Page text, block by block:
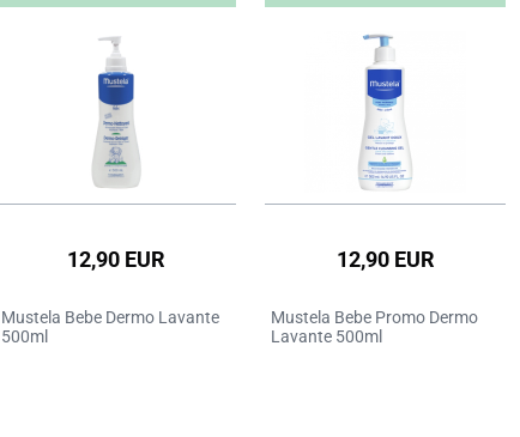
12,90 EUR
Mustela Bebe Dermo Lavante
500ml
12,90 EUR
Mustela Bebe Promo Dermo
Lavante 500ml